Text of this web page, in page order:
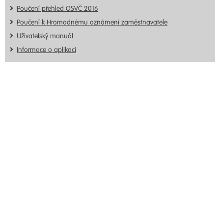
Poučení přehled OSVČ 2016
Poučení k Hromadnému oznámení zaměstnavatele
Uživatelský manuál
Informace o aplikaci